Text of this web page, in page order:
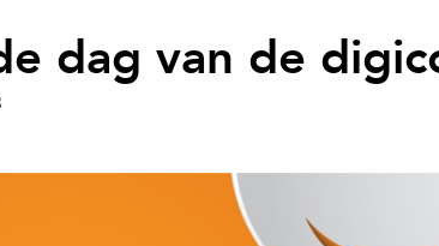
dag van de